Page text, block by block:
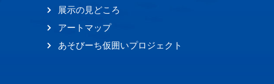
展示の見どころ
アートマップ
あそびーち仮囲いプロジェクト